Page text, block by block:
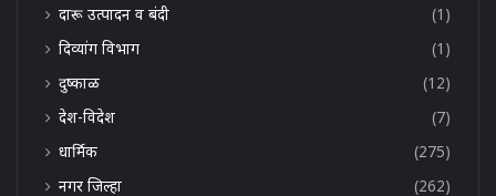
दारू उत्पादन व बंदी
(1)
दिव्यांग विभाग
(1)
दुष्काळ
(12)
देश-विदेश
(7)
धार्मिक
(275)
नगर जिल्हा
(262)